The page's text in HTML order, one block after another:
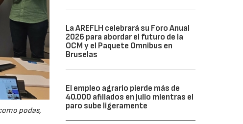
podas,
La AREFLH celebrará su Foro Anual
2026 para abordar el futuro de la
OCM y el Paquete Omnibus en
Bruselas
El empleo agrario pierde más de
40.000 afiliados en julio mientras el
paro sube ligeramente